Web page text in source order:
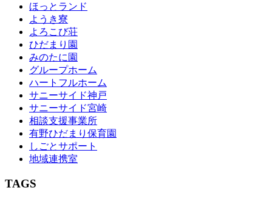
ほっとランド
ようき寮
よろこび荘
ひだまり園
みのたに園
グループホーム
ハートフルホーム
サニーサイド神戸
サニーサイド宮崎
相談支援事業所
有野ひだまり保育園
しごとサポート
地域連携室
TAGS